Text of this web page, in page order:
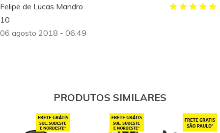
Felipe de Lucas Mandro
10
06 agosto 2018 - 06:49
PRODUTOS SIMILARES